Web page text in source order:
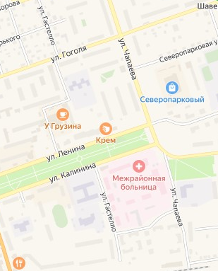
Вернуть стандартные